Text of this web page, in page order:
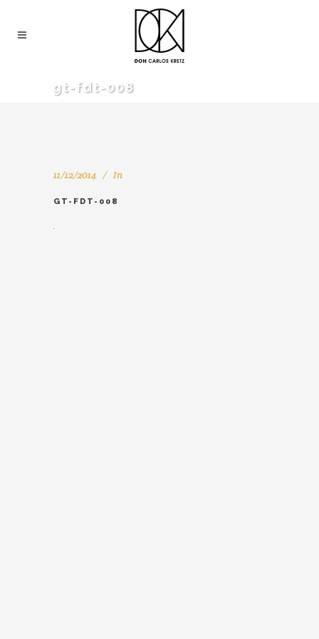
gt-fdt-008
11/12/2014 In
GT-FDT-008